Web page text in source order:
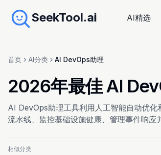
SeekTool.ai AI精选
首页 AI分类 AI DevOps助理
2026年最佳 AI
AI DevOps助理工具利用人工智能自动优
流水线、监控基础设施健康、管理事件响应
相似分类